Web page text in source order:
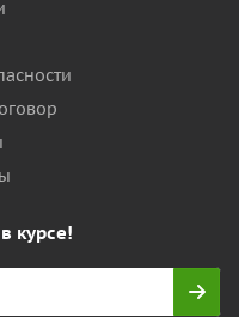
курсе!